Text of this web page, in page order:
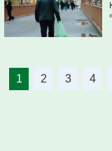
1 2 3 4